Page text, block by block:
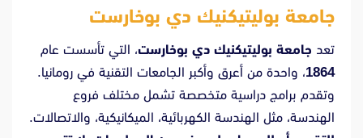
جامعة بوليتيكنيك دي بوخارست
تعد جامعة بوليتيكنيك دي بوخارست، التي تأسست عام
1864، واحدة من أعرق وأكبر الجامعات التقنية في رومانيا.
وتقدم برامج دراسية متخصصة تشمل مختلف فروع
الهندسة، مثل الهندسة الكهربائية، الميكانيكية، والاتصالات.